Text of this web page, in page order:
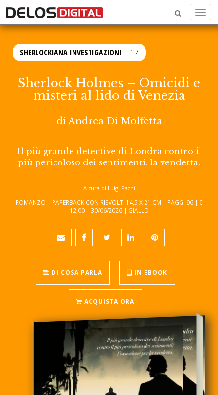
Menu
SHERLOCKIANA INVESTIGAZIONI | 17
Sherlock Holmes – Omicidi e
misteri al lido di Venezia
diAndrea Di Molfetta
Il più grande detective di Londra contro il
più pericoloso dei sentimenti: la vendetta.
A cura di Luigi Pachì
ROMANZO | PAPERBACK CON RISVOLTI 14,5 X 21 CM | PAGG. 96 | €
12,00 | 30/06/2026 | GIALLO
DI COSA PARLA IN EBOOK
ACQUISTA ORA